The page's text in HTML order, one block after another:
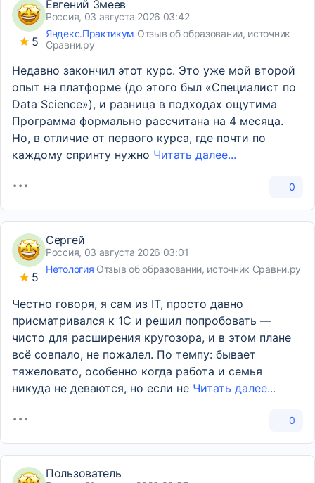
5
Евгений Змеев
Россия, 03 августа 2026 03:42
Яндекс.Практикум Отзыв об образовании, источник
Сравни.ру
Недавно закончил этот курс. Это уже мой второй
опыт на платформе (до этого был «Специалист по
Data Science»), и разница в подходах ощутима
Программа формально рассчитана на 4 месяца.
Но, в отличие от первого курса, где почти по
каждому спринту нужно Читать далее...
0
5
Сергей
Россия, 03 августа 2026 03:01
Нетология Отзыв об образовании, источник Сравни.ру
Честно говоря, я сам из IT, просто давно
присматривался к 1С и решил попробовать —
чисто для расширения кругозора, и в этом плане
всё совпало, не пожалел. По темпу: бывает
тяжеловато, особенно когда работа и семья
никуда не деваются, но если не Читать далее...
0
Пользователь